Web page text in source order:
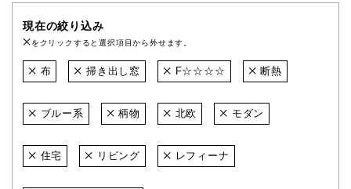
現在の絞り込み
をクリックすると選択項目から外せます。
布 掃き出し窓 F☆☆☆☆ 断熱
ブルー系 柄物 北欧 モダン
住宅 リビング レフィーナ